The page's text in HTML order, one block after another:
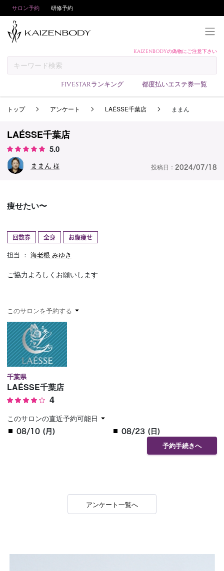
サロン予約 研修予約
KAIZENBODYの偽物にご注意下さい
FIVESTARランキング 都度払いエステ券一覧
予約方法
サロンランキング
予約確認
トップ アンケート LAÉSSE千葉店 ままん
LAÉSSE千葉店
5.0
ままん 様 投稿日： 2024/07/18
痩せたい〜
回数券 全身 お腹痩せ
担当 ： 海老根 みゆき
ご協力よろしくお願いします
このサロンを予約する
千葉県
LAÉSSE千葉店
4
このサロンの直近予約可能日
08/10 (月) 08/23 (日)
予約手続きへ
アンケート一覧へ